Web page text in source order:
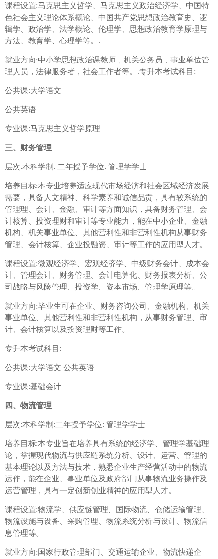
课程设置:马克思主义哲学、马克思主义政治经济学、中国特
色社会主义理论体系概论、中国共产党思想政治教育史、逻
辑学、政治学、法学概论、伦理学、思想政治教育学原理与
方法、教育学、心理学等。.
就业方向:中小学思想政治课教师，机关公务员，事业单位管
理人员，法律服务者，社会工作者等。.专升本考试科目:
公共课:大学语文
公共英语
专业课:马克思主义哲学原理
三、财务管理
层次:本科学制: 二年授予学位: 管理学学士
培养目标:本专业培养适应现代市场经济和社会区域经济发展
需要，具备人文精神、科学素养和诚信品贡，具有较系统的
管理理、会计、金融、审计等方面知识，具备财务管理、会
计核算、投资理财和审计等专业能力，能在中小企业、金融
机构、机关事业单位、其他营利性和非营利性机构从事财务
管理、会计核算、企业投融资、审计等工作的应用型人才。
课程设置:微观经济学、宏观经济学、中级财务会计、成本会
计、管理会计、财务管理、会计电算化、财务报表分析、公
司战略与风险管理、投资学、资本市场、管理学原理等。
就业方向:毕业生可在企业、财务咨询公司、金融机构、机关
事业单位、其他营利性和非营利性机构，从事财务管理、审
计、会计核算以及投资理财等工作。
专升本考试科目:
公共课:大学语文 公共英语
专业课:基础会计
四、物流管理
层次:本科学制:二年授予学位: 管理学学士
培养目标:本专业旨在培养具有系统的经济学、管理学基础理
论，掌握现代物流与供应链系统分析、设计、运营、管理的
基本理论以及方法与技术，熟悉企业生产经营活动中的物流
运作，能在企业、事业单位及政府部门从事物流业务操作及
运营管理，具有一定创新创业精神的应用型人才。
课程设置:物流学、供应链管理、国际物流、仓储运输管理、
物流设施与设备、采购管理、物流系统分析与设计、物流信
息管理等。
就业方向:国家行政管理部门、交通运输企业、物流快递企